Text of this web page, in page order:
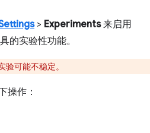
> Experiments来启用
的实验性功能。
验可能不稳定。
操作：